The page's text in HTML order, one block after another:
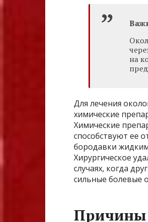
на
Для лечения
химические
Химические
способствуют ее
бородавки
Хирургическое
случаях, когда
сильные болевые
Причины